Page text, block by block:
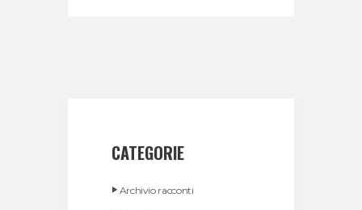
CATEGORIE
Archivio racconti